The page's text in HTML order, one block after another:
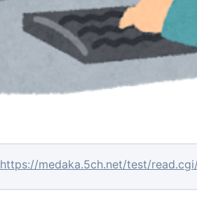
https://medaka.5ch.net/test/